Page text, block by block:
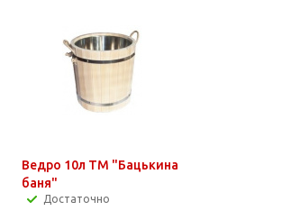
Ведро 10л ТМ "Бацькина
баня"
Достаточно